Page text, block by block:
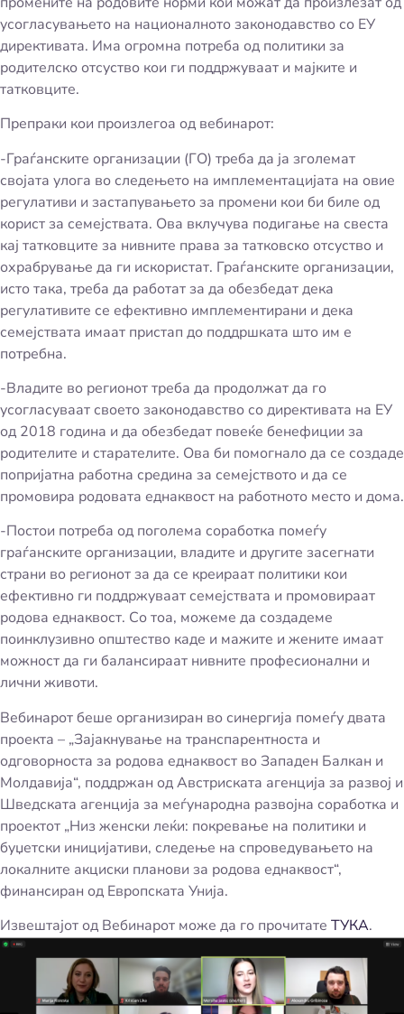
усогласувањето на националното законодавство со ЕУ
директивата. Има огромна потреба од политики за
родителско отсуство кои ги поддржуваат и мајките и
татковците.
Препраки кои произлегоа од вебинарот:
-Граѓанските организации (ГО) треба да ја зголемат
својата улога во следењето на имплементацијата на овие
регулативи и застапувањето за промени кои би биле од
корист за семејствата. Ова вклучува подигање на свеста
кај татковците за нивните права за татковско отсуство и
охрабрување да ги искористат. Граѓанските организации,
исто така, треба да работат за да обезбедат дека
регулативите се ефективно имплементирани и дека
семејствата имаат пристап до поддршката што им е
потребна.
-Владите во регионот треба да продолжат да го
усогласуваат своето законодавство со директивата на ЕУ
од 2018 година и да обезбедат повеќе бенефиции за
родителите и старателите. Ова би помогнало да се создаде
попријатна работна средина за семејството и да се
промовира родовата еднаквост на работното место и дома.
-Постои потреба од поголема соработка помеѓу
граѓанските организации, владите и другите засегнати
страни во регионот за да се креираат политики кои
ефективно ги поддржуваат семејствата и промовираат
родова еднаквост. Со тоа, можеме да создадеме
поинклузивно општество каде и мажите и жените имаат
можност да ги балансираат нивните професионални и
лични животи.
Вебинарот беше организиран во синергија помеѓу двата
проекта – „Зајакнување на транспарентноста и
одговорноста за родова еднаквост во Западен Балкан и
Молдавија“, поддржан од Австриската агенција за развој и
Шведската агенција за меѓународна развојна соработка и
проектот „Низ женски леќи: покревање на политики и
буџетски иницијативи, следење на спроведувањето на
локалните акциски планови за родова еднаквост“,
финансиран од Европската Унија.
Извештајот од Вебинарот може да го прочитате ТУКА.